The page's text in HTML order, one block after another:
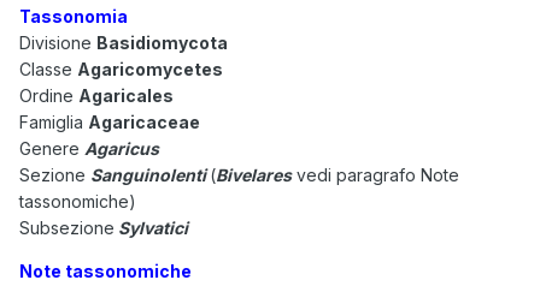
Tassonomia
Divisione Basidiomycota
Classe Agaricomycetes
Ordine Agaricales
Famiglia Agaricaceae
Genere Agaricus
Sezione Sanguinolenti (Bivelaresvedi paragrafo Note
tassonomiche)
Subsezione Sylvatici
Note tassonomiche